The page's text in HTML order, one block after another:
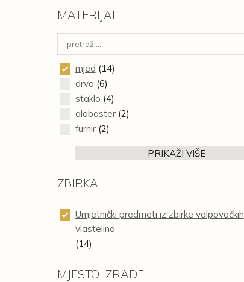
MATERIJAL
mjed (14)
drvo (6)
staklo (4)
alabaster(2)
furnir(2)
PRIKAŽI VIŠE
ZBIRKA
Umjetnički predmeti iz zbirke valpovačkih
vlastelina
(14)
MJESTO IZRADE